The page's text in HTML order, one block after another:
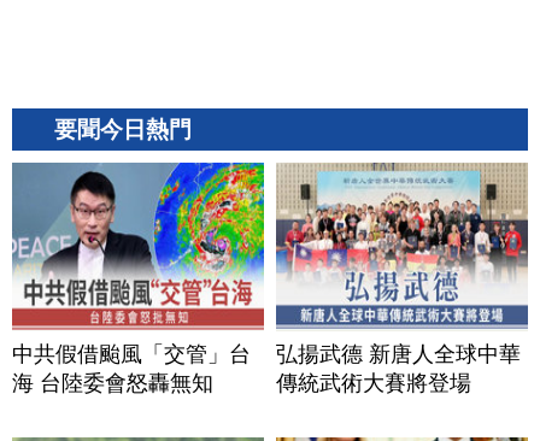
要聞今日熱門
中共假借颱風「交管」台
海 台陸委會怒轟無知
弘揚武德 新唐人全球中華
傳統武術大賽將登場